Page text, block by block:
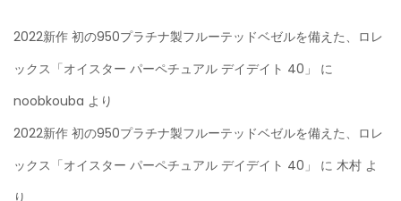
2022新作 初の950プラチナ製フルーテッドベゼルを備えた、ロレ
ックス「オイスター パーペチュアル デイデイト 40」
に
noobkouba より
2022新作 初の950プラチナ製フルーテッドベゼルを備えた、ロレ
ックス「オイスター パーペチュアル デイデイト 40」
に 木村 よ
り